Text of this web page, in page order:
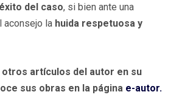
del caso, si bien ante una
aconsejo la huida respetuosa y
otros artículos del autor en su
sus obras en la página e-autor.